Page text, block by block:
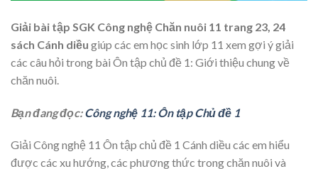
Giải bài tập SGK Công nghệ Chăn nuôi 11 trang 23, 24
sách Cánh diều giúp các em học sinh lớp 11 xem gợi ý giải
các câu hỏi trong bài Ôn tập chủ đề 1: Giới thiệu chung về
chăn nuôi.
Bạn đang đọc:Công nghệ 11: Ôn tập Chủ đề 1
Giải Công nghệ 11 Ôn tập chủ đề 1 Cánh diều các em hiểu
được các xu hướng, các phương thức trong chăn nuôi và